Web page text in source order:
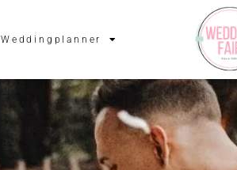
Weddingplanner